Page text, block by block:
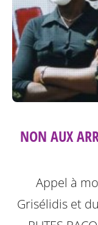
NON AUX
Appel à
Grisélidis et